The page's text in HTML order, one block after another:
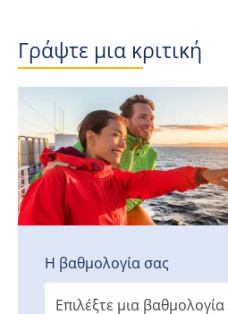
Γράψτε μια κριτική
Η βαθμολογία σας